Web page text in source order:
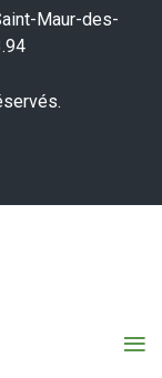
Maur-des-
≡